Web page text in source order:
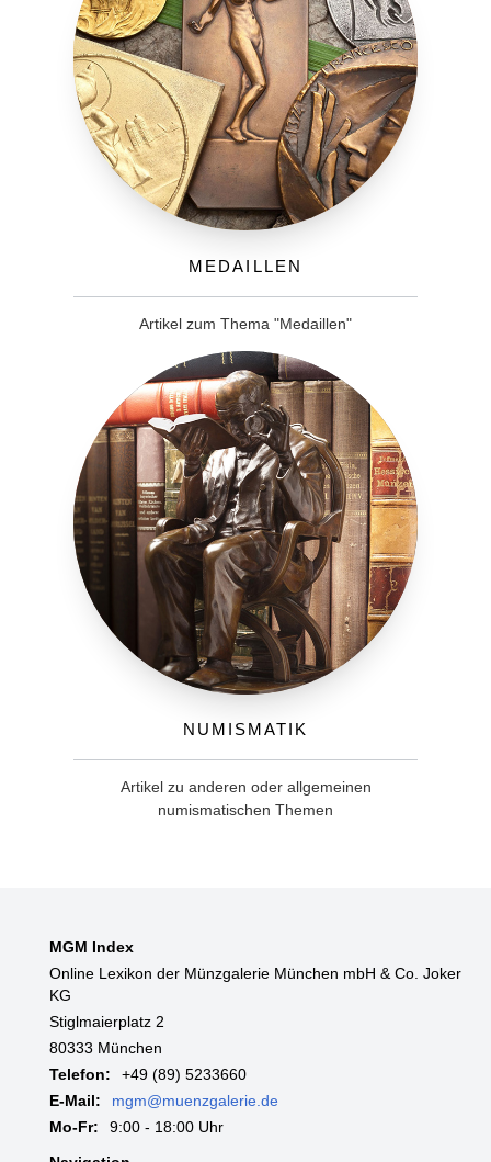
Medaillen
Artikel zum Thema "Medaillen"
Numismatik
Artikel zu anderen oder allgemeinen
numismatischen Themen
MGM Index
Online Lexikon der Münzgalerie München mbH & Co. Joker
KG
Stiglmaierplatz 2
80333 München
Telefon:
+49 (89) 5233660
E-Mail:
mgm@muenzgalerie.de
Mo-Fr:
9:00 - 18:00 Uhr